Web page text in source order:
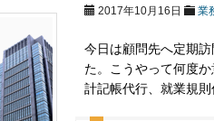
2017年10月16日 業
今日は顧問先へ定期
た。こうやって何度
計記帳代行、就業規則